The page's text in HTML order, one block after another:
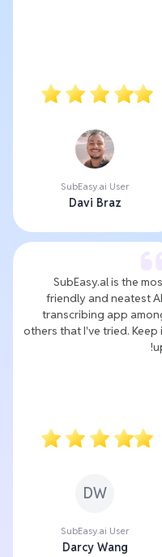
SubEasy.ai User
Davi Braz
SubEasy.al is the
friendly and neatest
transcribing app
others that I've tried. Keep
DW
SubEasy.ai User
Darcy Wang